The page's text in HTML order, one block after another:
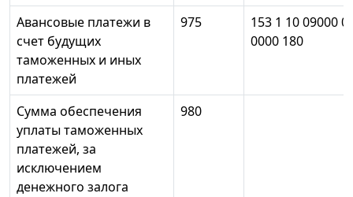
Авансовые платежи в
счет будущих
таможенных и иных
платежей
975
153 1 10 09000
0000 180
Сумма обеспечения
уплаты таможенных
платежей, за
исключением
денежного залога
980